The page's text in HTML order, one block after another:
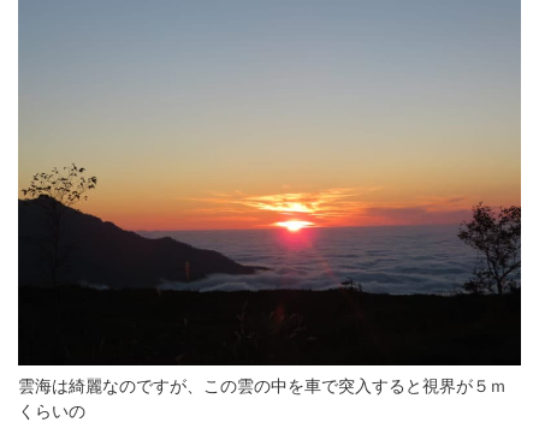
雲海は綺麗なのですが、この雲の中を車で突入すると視界が５ｍ
くらいの